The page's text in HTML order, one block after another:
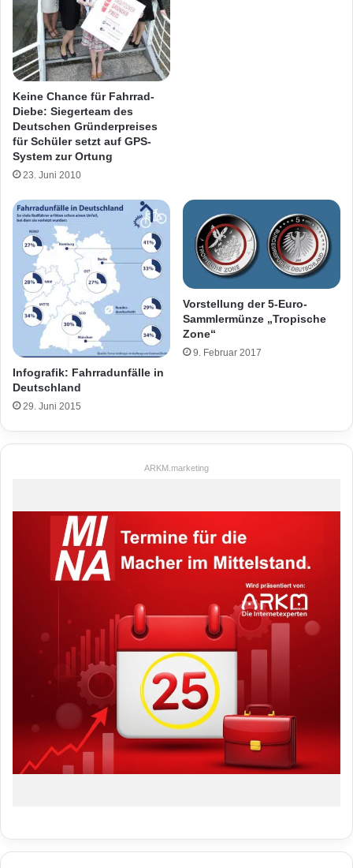
Keine Chance für Fahrrad-
Diebe: Siegerteam des
Deutschen Gründerpreises
für Schüler setzt auf GPS-
System zur Ortung
23. Juni 2010
Infografik: Fahrradunfälle in
Deutschland
29. Juni 2015
Vorstellung der 5-Euro-
Sammlermünze „Tropische
Zone“
9. Februar 2017
ARKM.marketing